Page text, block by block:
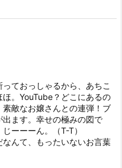
ておっしゃるから、あちこ
。YouTube？どこにあるの
敵なお嬢さんとの連弾！ブ
ます。幸せの極みの図で
ーーーん。（T-T）
んて、もったいないお言葉